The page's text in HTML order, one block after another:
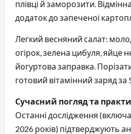
плівці й заморозити.
додаток до запеченої
Легкий весняний салат:
огірок, зелена цибуля, яйце
йогуртова заправка.
готовий вітамінний заряд за
Сучасний погляд та
Останні дослідження
2026 років) підтверджують